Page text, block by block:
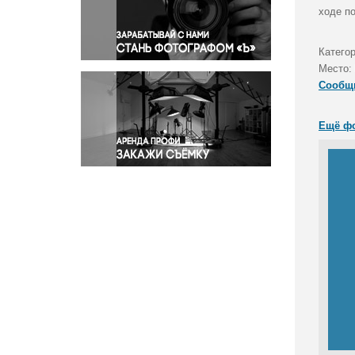
Правосудие
Происшествия и конфликты
Религия
Светская жизнь
Спорт
Экология
Экономика и бизнес
ходе
Место:
Ещё